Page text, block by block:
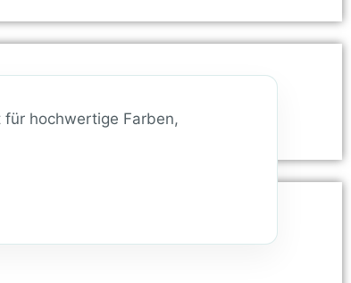
hochwertige Farben,